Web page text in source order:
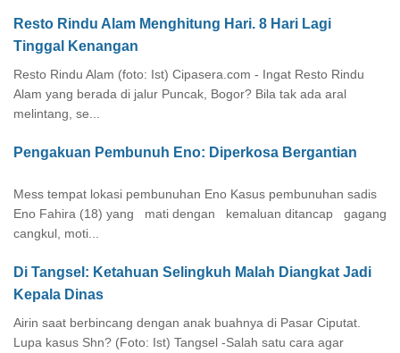
Resto Rindu Alam Menghitung Hari. 8 Hari Lagi
Tinggal Kenangan
Resto Rindu Alam (foto: Ist) Cipasera.com - Ingat Resto Rindu
Alam yang berada di jalur Puncak, Bogor? Bila tak ada aral
melintang, se...
Pengakuan Pembunuh Eno: Diperkosa Bergantian
Mess tempat lokasi pembunuhan Eno Kasus pembunuhan sadis
Eno Fahira (18) yang mati dengan kemaluan ditancap gagang
cangkul, moti...
Di Tangsel: Ketahuan Selingkuh Malah Diangkat Jadi
Kepala Dinas
Airin saat berbincang dengan anak buahnya di Pasar Ciputat.
Lupa kasus Shn? (Foto: Ist) Tangsel -Salah satu cara agar